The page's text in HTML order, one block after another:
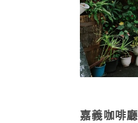
嘉義咖啡廳